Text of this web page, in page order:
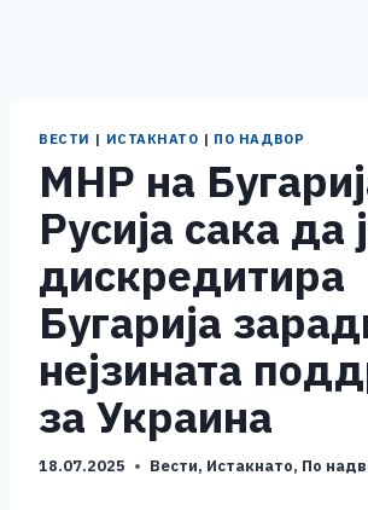
ВЕСТИ | ИСТАКНАТО | ПО НАДВОР
МНР на
Русија сака да
дискредитира
Бугарија
нејзината
за Украина
18.07.2025 Вести, Истакнато, По